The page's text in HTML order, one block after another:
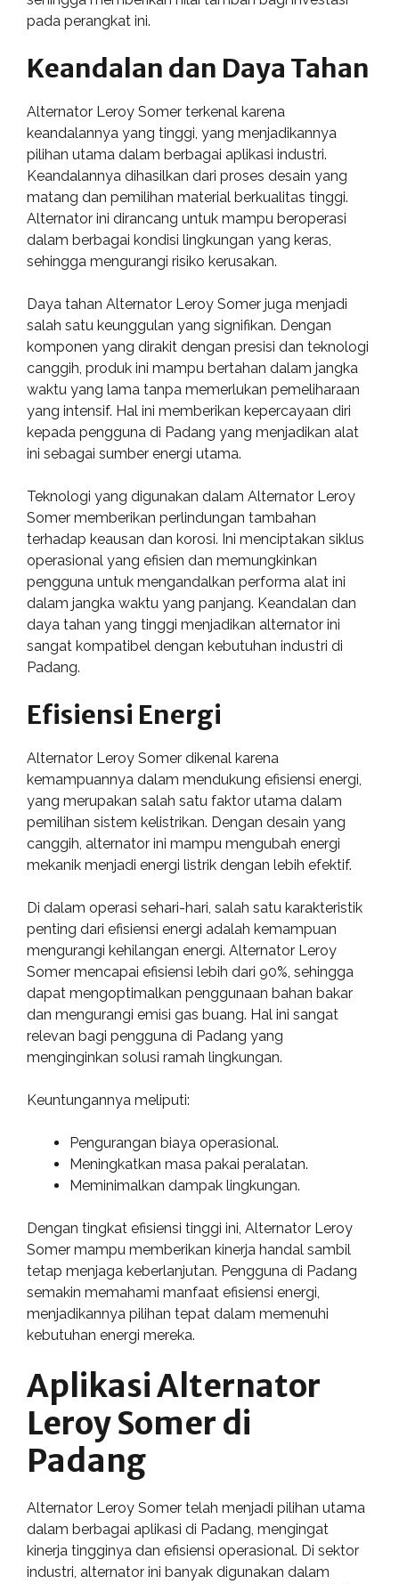
pada perangkat ini.
Keandalan dan Daya Tahan
Alternator Leroy Somer terkenal karena
keandalannya yang tinggi, yang menjadikannya
pilihan utama dalam berbagai aplikasi industri.
Keandalannya dihasilkan dari proses desain yang
matang dan pemilihan material berkualitas tinggi.
Alternator ini dirancang untuk mampu beroperasi
dalam berbagai kondisi lingkungan yang keras,
sehingga mengurangi risiko kerusakan.
Daya tahan Alternator Leroy Somer juga menjadi
salah satu keunggulan yang signifikan. Dengan
komponen yang dirakit dengan presisi dan teknologi
canggih, produk ini mampu bertahan dalam jangka
waktu yang lama tanpa memerlukan pemeliharaan
yang intensif. Hal ini memberikan kepercayaan diri
kepada pengguna di Padang yang menjadikan alat
ini sebagai sumber energi utama.
Teknologi yang digunakan dalam Alternator Leroy
Somer memberikan perlindungan tambahan
terhadap keausan dan korosi. Ini menciptakan siklus
operasional yang efisien dan memungkinkan
pengguna untuk mengandalkan performa alat ini
dalam jangka waktu yang panjang. Keandalan dan
daya tahan yang tinggi menjadikan alternator ini
sangat kompatibel dengan kebutuhan industri di
Padang.
Efisiensi Energi
Alternator Leroy Somer dikenal karena
kemampuannya dalam mendukung efisiensi energi,
yang merupakan salah satu faktor utama dalam
pemilihan sistem kelistrikan. Dengan desain yang
canggih, alternator ini mampu mengubah energi
mekanik menjadi energi listrik dengan lebih efektif.
Di dalam operasi sehari-hari, salah satu karakteristik
penting dari efisiensi energi adalah kemampuan
mengurangi kehilangan energi. Alternator Leroy
Somer mencapai efisiensi lebih dari 90%, sehingga
dapat mengoptimalkan penggunaan bahan bakar
dan mengurangi emisi gas buang. Hal ini sangat
relevan bagi pengguna di Padang yang
menginginkan solusi ramah lingkungan.
Keuntungannya meliputi:
Pengurangan biaya operasional.
Meningkatkan masa pakai peralatan.
Meminimalkan dampak lingkungan.
Dengan tingkat efisiensi tinggi ini, Alternator Leroy
Somer mampu memberikan kinerja handal sambil
tetap menjaga keberlanjutan. Pengguna di Padang
semakin memahami manfaat efisiensi energi,
menjadikannya pilihan tepat dalam memenuhi
kebutuhan energi mereka.
Aplikasi Alternator
Leroy Somer di
Padang
Alternator Leroy Somer telah menjadi pilihan utama
dalam berbagai aplikasi di Padang, mengingat
kinerja tingginya dan efisiensi operasional. Di sektor
industri, alternator ini banyak digunakan dalam